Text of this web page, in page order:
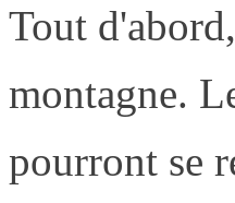
Tout d'abord,
montagne.
pourront se